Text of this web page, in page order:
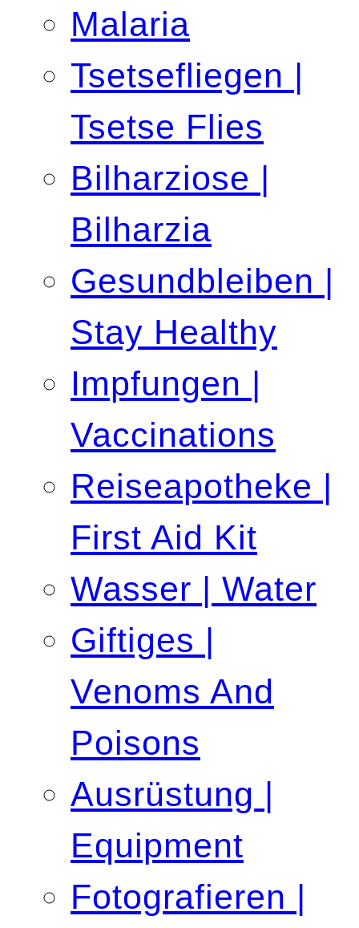
Malaria
Tsetsefliegen |
Tsetse Flies
Bilharziose |
Bilharzia
Gesundbleiben |
Stay Healthy
Impfungen |
Vaccinations
Reiseapotheke |
First Aid Kit
Wasser | Water
Giftiges |
Venoms And
Poisons
Ausrüstung |
Equipment
Fotografieren |